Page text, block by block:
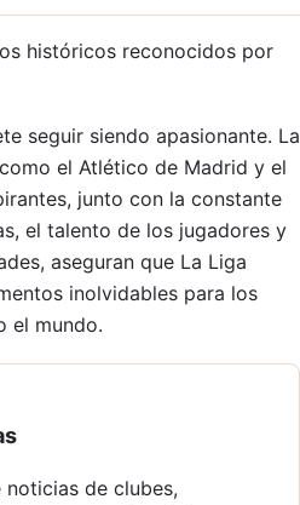
históricos reconocidos por
seguir siendo apasionante. La
el Atlético de Madrid y el
junto con la constante
el talento de los jugadores y
aseguran que La Liga
inolvidables para los
el mundo.
noticias de clubes,